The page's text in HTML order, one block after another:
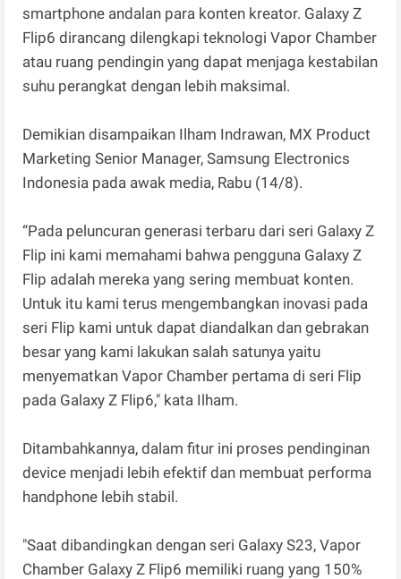
smartphone andalan para konten kreator. Galaxy Z
Flip6 dirancang dilengkapi teknologi Vapor Chamber
atau ruang pendingin yang dapat menjaga kestabilan
suhu perangkat dengan lebih maksimal.
Demikian disampaikan Ilham Indrawan, MX Product
Marketing Senior Manager, Samsung Electronics
Indonesia pada awak media, Rabu (14/8).
“Pada peluncuran generasi terbaru dari seri Galaxy Z
Flip ini kami memahami bahwa pengguna Galaxy Z
Flip adalah mereka yang sering membuat konten.
Untuk itu kami terus mengembangkan inovasi pada
seri Flip kami untuk dapat diandalkan dan gebrakan
besar yang kami lakukan salah satunya yaitu
menyematkan Vapor Chamber pertama di seri Flip
pada Galaxy Z Flip6," kata Ilham.
Ditambahkannya, dalam fitur ini proses pendinginan
device menjadi lebih efektif dan membuat performa
handphone lebih stabil.
"Saat dibandingkan dengan seri Galaxy S23, Vapor
Chamber Galaxy Z Flip6 memiliki ruang yang 150%